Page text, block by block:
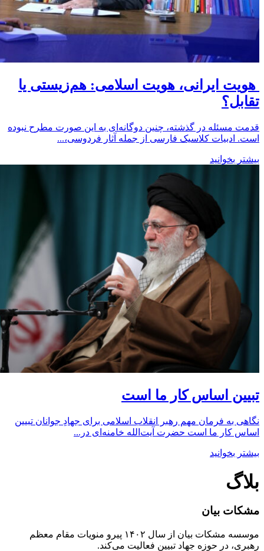
هویت ایرانی، هویت اسلامی: هم‌زیستی یا
تقابل؟
قدمت مسئله در گذشته، چنین دوگانه‌ای به این صورت مطرح نبوده
است. ادبیات کلاسیک فارسی از جمله آثار فردوسی،...
بیشتر بخوانید
تبیین اساس کار ما است
نگاهی به فرمان مهم رهبر انقلاب اسلامی برای جهادِ جوانان تبیین
اساس کار ما است حضرت آیت‌الله خامنه‌ای در...
بیشتر بخوانید
بلاگ
مشکات بیان
موسسه مشکات بیان از سال ۱۴۰۲ پیرو منویات مقام معظم
رهبری، در حوزه جهاد تبیین فعالیت می‌کند.